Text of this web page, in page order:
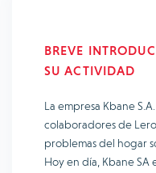
BREVE
SU ACTIVIDAD
La empresa Kbane
colaboradores de
problemas del hogar
Hoy en día, Kbane SA